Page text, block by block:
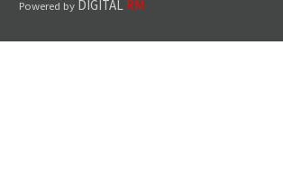
Powered byDIGITAL RM